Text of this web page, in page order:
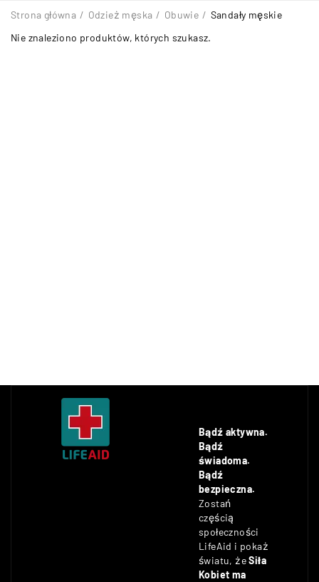
Strona główna / Odzież męska / Obuwie / Sandały męskie
Nie znaleziono produktów, których szukasz.
Bądź aktywna.
Bądź
świadoma.
Bądź
bezpieczna.
Zostań
częścią
społeczności
LifeAid i pokaż
światu, żeSiła
Kobiet ma